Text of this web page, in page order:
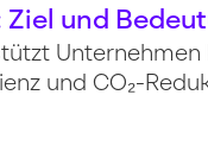
Ziel und
Unternehmen
und CO₂-